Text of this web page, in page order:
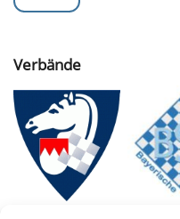
Verbände